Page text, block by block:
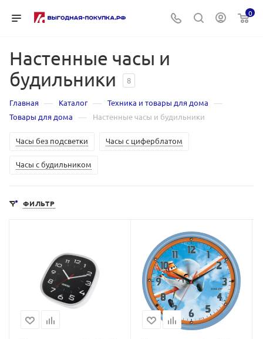
0
Настенные часы и
будильники
8
Главная — Каталог — Техника и товары для дома —
Товары для дома — Настенные часы и будильники
Часы без подсветки Часы с циферблатом
Часы с будильником
ФИЛЬТР